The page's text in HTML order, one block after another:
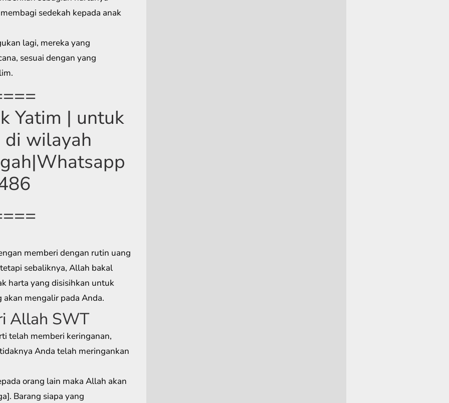
sedekah kepada anak
lagi, mereka yang
sesuai dengan yang
Yatim | untuk
wilayah
memberi dengan rutin uang
sebaliknya, Allah bakal
harta yang disisihkan untuk
mengalir pada Anda.
Allah SWT
telah memberi keringanan,
Anda telah meringankan
orang lain maka Allah akan
Barang siapa yang